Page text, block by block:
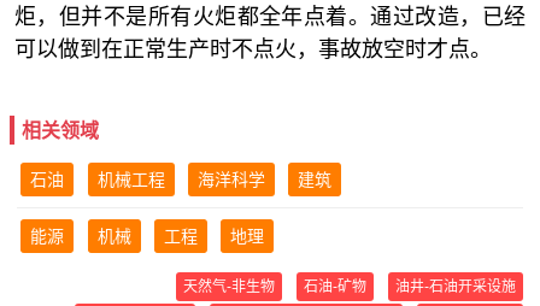
炬，但并不是所有火炬都全年点着。通过改造，已经
可以做到在正常生产时不点火，事故放空时才点。
相关领域
石油 机械工程 海洋科学 建筑
能源 机械 工程 地理
油井-石油开采设施
石油-矿物
天然气-非生物